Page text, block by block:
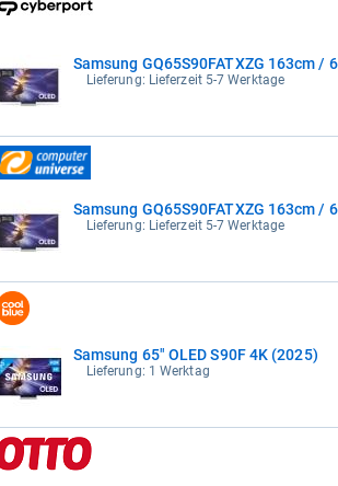
Samsung GQ65S90FATXZG 163cm /
Lieferung: Lieferzeit 5-7 Werktage
Samsung GQ65S90FATXZG 163cm /
Lieferung: Lieferzeit 5-7 Werktage
Samsung 65" OLED S90F 4K (2025)
Lieferung: 1 Werktag